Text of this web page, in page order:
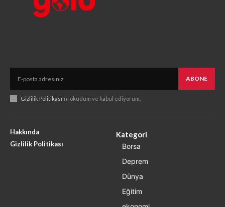
ABONE
Gizlilik Politikası'nı okudum ve kabul ediyorum.
Hakkında
Gizlilik Politikası
Kategori
Borsa
Deprem
Dünya
Eğitim